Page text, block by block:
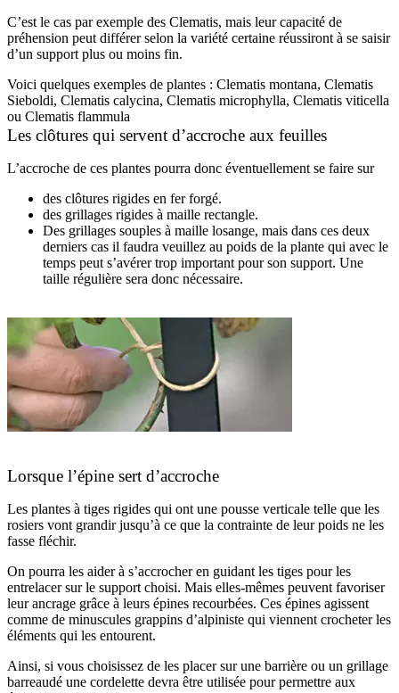
C’est le cas par exemple des Clematis, mais leur capacité de
préhension peut différer selon la variété certaine réussiront à se saisir
d’un support plus ou moins fin.
Voici quelques exemples de plantes : Clematis montana, Clematis
Sieboldi, Clematis calycina, Clematis microphylla, Clematis viticella
ou Clematis flammula
Les clôtures qui servent d’accroche aux feuilles
L’accroche de ces plantes pourra donc éventuellement se faire sur
des clôtures rigides en fer forgé.
des grillages rigides à maille rectangle.
Des grillages souples à maille losange, mais dans ces deux
derniers cas il faudra veuillez au poids de la plante qui avec le
temps peut s’avérer trop important pour son support. Une
taille régulière sera donc nécessaire.
Lorsque l’épine sert d’accroche
Les plantes à tiges rigides qui ont une pousse verticale telle que les
rosiers vont grandir jusqu’à ce que la contrainte de leur poids ne les
fasse fléchir.
On pourra les aider à s’accrocher en guidant les tiges pour les
entrelacer sur le support choisi. Mais elles-mêmes peuvent favoriser
leur ancrage grâce à leurs épines recourbées. Ces épines agissent
comme de minuscules grappins d’alpiniste qui viennent crocheter les
éléments qui les entourent.
Ainsi, si vous choisissez de les placer sur une barrière ou un grillage
barreaudé une cordelette devra être utilisée pour permettre aux